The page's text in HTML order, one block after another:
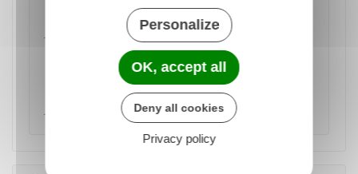
La durée de l'emprisonnement est fixée par le
juge, dans la limite des maximums prévus par
la loi (exemple : pour une amende dont le
montant est compris entre2 000 €
, l'emprisonnement peut être de 20
Personalize
OK, accept all
Deny all cookies
Privacy policy